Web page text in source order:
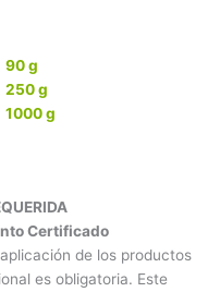
90 g
250 g
1000 g
Certificado
de los productos
es obligatoria. Este